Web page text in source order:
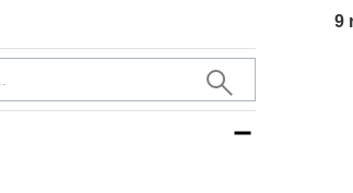
9